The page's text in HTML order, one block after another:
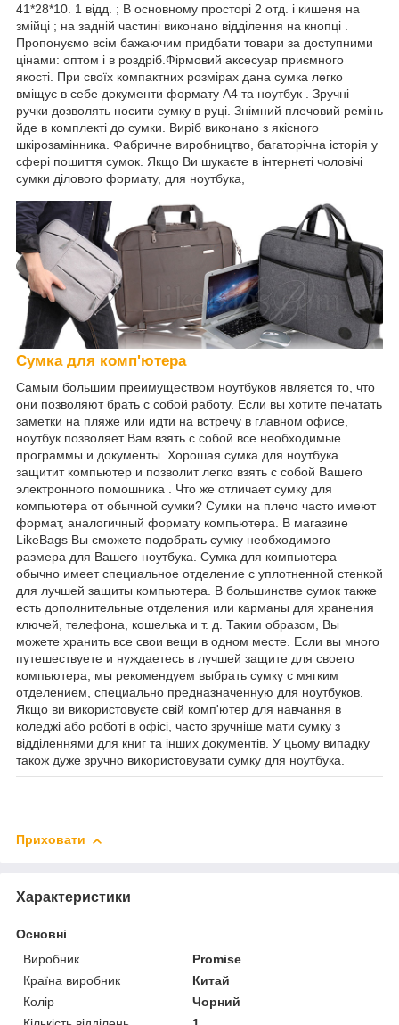
41*28*10. 1 відд. ; В основному просторі 2 отд. і кишеня на
змійці ; на задній частині виконано відділення на кнопці .
Пропонуємо всім бажаючим придбати товари за доступними
цінами: оптом і в роздріб.Фірмовий аксесуар приємного
якості. При своїх компактних розмірах дана сумка легко
вміщує в себе документи формату А4 та ноутбук . Зручні
ручки дозволять носити сумку в руці. Знімний плечовий ремінь
йде в комплекті до сумки. Виріб виконано з якісного
шкірозамінника. Фабричне виробництво, багаторічна історія у
сфері пошиття сумок. Якщо Ви шукаєте в інтернеті чоловічі
сумки ділового формату, для ноутбука,
Сумка для комп'ютера
Самым большим преимуществом ноутбуков является то, что
они позволяют брать с собой работу. Если вы хотите печатать
заметки на пляже или идти на встречу в главном офисе,
ноутбук позволяет Вам взять с собой все необходимые
программы и документы. Хорошая сумка для ноутбука
защитит компьютер и позволит легко взять с собой Вашего
электронного помошника . Что же отличает сумку для
компьютера от обычной сумки? Сумки на плечо часто имеют
формат, аналогичный формату компьютера. В магазине
LikeBags Вы сможете подобрать сумку необходимого
размера для Вашего ноутбука. Сумка для компьютера
обычно имеет специальное отделение с уплотненной стенкой
для лучшей защиты компьютера. В большинстве сумок также
есть дополнительные отделения или карманы для хранения
ключей, телефона, кошелька и т. д. Таким образом, Вы
можете хранить все свои вещи в одном месте. Если вы много
путешествуете и нуждаетесь в лучшей защите для своего
компьютера, мы рекомендуем выбрать сумку с мягким
отделением, специально предназначенную для ноутбуков.
Якщо ви використовуєте свій комп'ютер для навчання в
коледжі або роботі в офісі, часто зручніше мати сумку з
відділеннями для книг та інших документів. У цьому випадку
також дуже зручно використовувати сумку для ноутбука.
Приховати
Характеристики
Основні
Виробник
Promise
Країна виробник
Китай
Колір
Чорний